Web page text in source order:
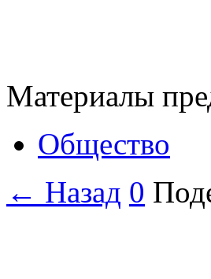
Материалы
Общество
← Назад 0